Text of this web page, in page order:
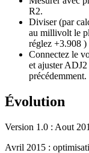
R2.
Diviser (par
au millivolt le
réglez +3.908 )
Connectez le
et ajuster
précédemment.
Évolution
Version 1.0 : Aout
Avril 2015 :